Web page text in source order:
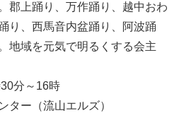
郡上踊り、万作踊り、越中おわ
り、西馬音内盆踊り、阿波踊
地域を元気で明るくする会主
分～16時
ター（流山エルズ）